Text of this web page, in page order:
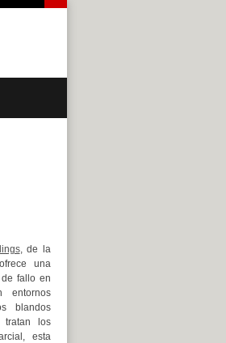
, de la
una
fallo en
entornos
blandos
tratan los
esta